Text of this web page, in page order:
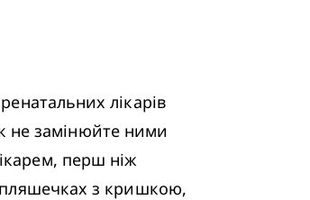
лікарів
не замінюйте ними
перш ніж
пляшечках з кришкою,